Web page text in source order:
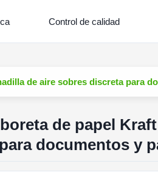
Control de calidad
de aire sobres discreta para
de papel
documentos y